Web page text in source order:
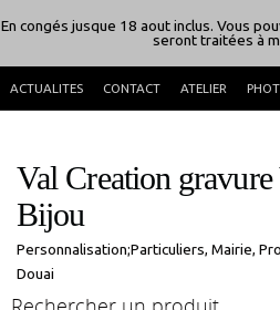
En congés jusque 18 aout inclus. Vous
seront traitées à
ACTUALITES CONTACT ATELIER
Val Creation
Bijou
Personnalisation;Particuliers, Mairie,
Douai